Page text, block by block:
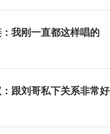
我刚一直都这样唱的
跟刘哥私下关系非常好